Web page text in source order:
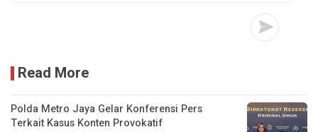
Read More
Polda Metro Jaya Gelar Konferensi Pers
Terkait Kasus Konten Provokatif